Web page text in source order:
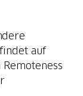
auf